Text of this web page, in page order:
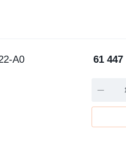
A0 61 447